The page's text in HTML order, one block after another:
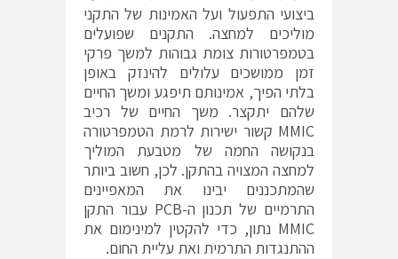
ביצועי התפעול ועל האמינות של התקני
מוליכים למחצה. התקנים שפועלים
בטמפרטורות צומת גבוהות למשך פרקי
זמן ממושכים עלולים להינזק באופן
בלתי הפיך, אמינותם תיפגע ומשך החיים
שלהם יתקצר. משך החיים של רכיב
MMIC קשור ישירות לרמת הטמפרטורה
בנקושה החמה של מטבעת המוליך
למחצה המצויה בהתקן. לכן, חשוב ביותר
שהמתכננים יבינו את המאפיינים
התרמיים של תכנון ה-PCB עבור התקן
MMIC נתון, כדי להקטין למינימום את
ההתנגדות התרמית ואת עליית החום.